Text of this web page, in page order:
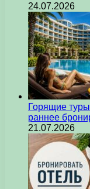
24.07.2026
Горящие
раннее
21.07.2026